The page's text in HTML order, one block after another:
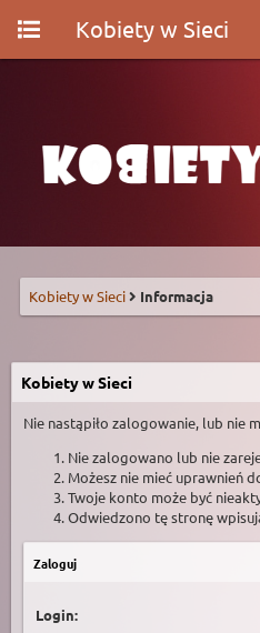
Kobiety w Sieci
Kobiety w Sieci Informacja
Kobiety w Sieci
Nie nastąpiło zalogowanie, lub nie
Nie zalogowano lub nie
Możesz nie mieć uprawnień
Twoje konto może być
Odwiedzono tę stronę
Zaloguj
Login: